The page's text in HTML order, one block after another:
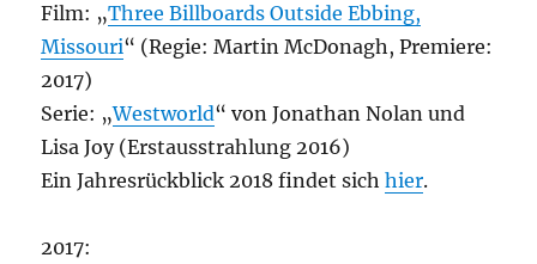
Film: „Three Billboards Outside Ebbing,
Missouri“ (Regie: Martin McDonagh, Premiere:
2017)
Serie: „Westworld“ von Jonathan Nolan und
Lisa Joy (Erstausstrahlung 2016)
Ein Jahresrückblick 2018 findet sichhier.
2017: